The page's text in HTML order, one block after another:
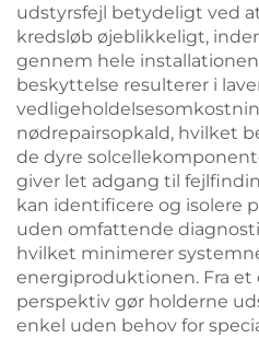
udstyrsfejl betydeligt ved
kredsløb øjeblikkeligt,
gennem hele
beskyttelse resulterer i
nødrepairsopkald, hvilket
de dyre
giver let adgang til
kan identificere og isolere
uden omfattende
hvilket minimerer
energiproduktionen. Fra
perspektiv gør holderne
enkel uden behov for